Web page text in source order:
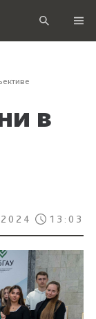
в
13:03